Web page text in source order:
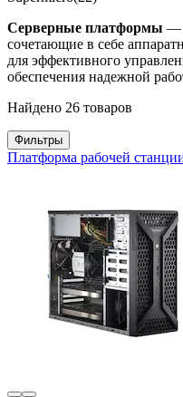
Серверные платформы —
сочетающие в себе
для эффективного
обеспечения надежной
Найдено 26 товаров
Фильтры
Платформа рабочей